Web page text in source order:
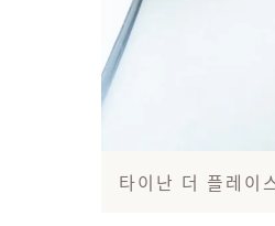
타이난 더 플레이